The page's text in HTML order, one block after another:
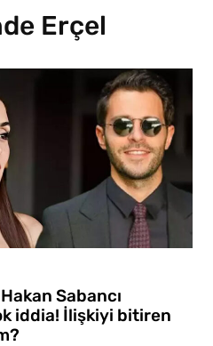
Erçel
Sabancı
iddia! İlişkiyi bitiren